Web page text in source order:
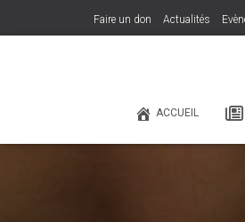
Faire un don Actualités
ACCUEIL